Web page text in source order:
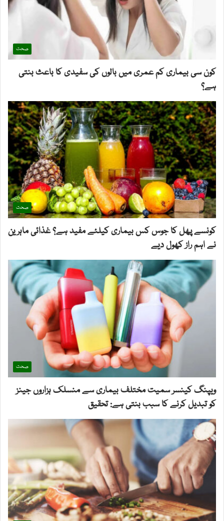
صحت
کون سی بیماری کم عمری میں بالوں کی سفیدی کا باعث بنتی
ہے؟
صحت
کونسے پھل کا جوس کس بیماری کیلئے مفید ہے؟ غذائی ماہرین
نے اہم راز کھول دیے
صحت
ویپنگ کینسر سمیت مختلف بیماری سے منسلک ہزاروں جینز
کو تبدیل کرنے کا سبب بنتی ہے: تحقیق